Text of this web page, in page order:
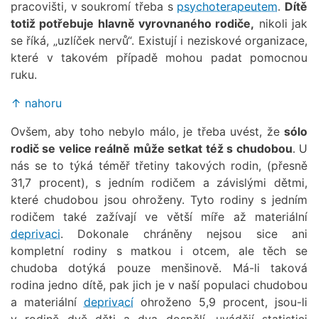
pracovišti, v soukromí třeba s psychoterapeutem. Dítě
totiž potřebuje hlavně vyrovnaného rodiče, nikoli jak
se říká, „uzlíček nervů“. Existují i neziskové organizace,
které v takovém případě mohou padat pomocnou
ruku.
↑ nahoru
Ovšem, aby toho nebylo málo, je třeba uvést, že sólo
rodič se velice reálně může setkat též s chudobou. U
nás se to týká téměř třetiny takových rodin, (přesně
31,7 procent), s jedním rodičem a závislými dětmi,
které chudobou jsou ohroženy. Tyto rodiny s jedním
rodičem také zažívají ve větší míře až materiální
deprivaci. Dokonale chráněny nejsou sice ani
kompletní rodiny s matkou i otcem, ale těch se
chudoba dotýká pouze menšinově. Má-li taková
rodina jedno dítě, pak jich je v naší populaci chudobou
a materiální deprivací ohroženo 5,9 procent, jsou-li